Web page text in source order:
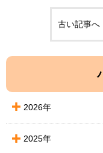
古い記事へ
2026年
2025年